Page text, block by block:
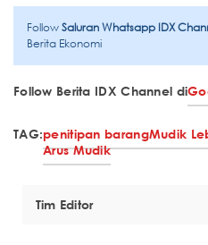
FollowSaluran Whatsapp IDX
Berita Ekonomi
Follow Berita IDX Channel di
TAG:penitipan barangMudik
Arus Mudik
Tim Editor